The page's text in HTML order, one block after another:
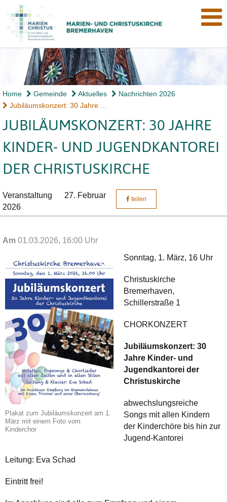
Home Gemeinde Aktuelles
Nachrichten 2026
Jubiläumskonzert: 30 Jahre ...
JUBILÄUMSKONZERT: 30 JAHRE
KINDER- UND JUGENDKANTOREI
DER CHRISTUSKIRCHE
Veranstaltung
27. Februar
2026
teilen
Am 01.03.2026, 16:00 Uhr
Plakat zum Jubiläumskonzert am 1.
März mit einem Foto vom
Kinderchor
Sonntag, 1. März, 16 Uhr
Christuskirche
Bremerhaven,
Schillerstraße 1
CHORKONZERT
Jubiläumskonzert: 30
Jahre Kinder- und
Jugendkantorei der
Christuskirche
abwechslungsreiche
Songs mit allen Kindern
der Kinderchöre bis hin zur
Jugend-Kantorei
Leitung: Eva Schad
Eintritt frei!